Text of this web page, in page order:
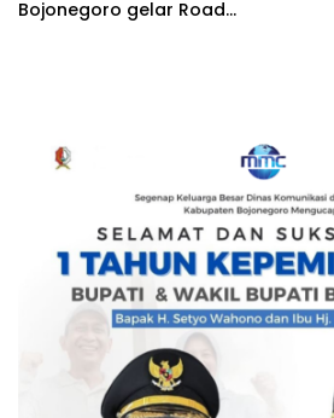
Bojonegoro gelar Road